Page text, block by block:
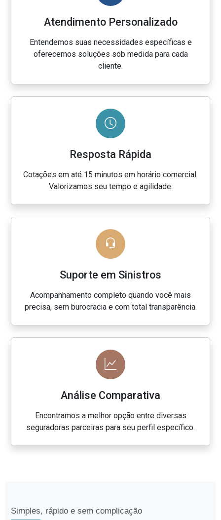
Atendimento Personalizado
Entendemos suas necessidades específicas e
oferecemos soluções sob medida para cada
cliente.
Resposta Rápida
Cotações em até 15 minutos em horário comercial.
Valorizamos seu tempo e agilidade.
Suporte em Sinistros
Acompanhamento completo quando você mais
precisa, sem burocracia e com total transparência.
Análise Comparativa
Encontramos a melhor opção entre diversas
seguradoras parceiras para seu perfil específico.
Simples, rápido e sem complicação